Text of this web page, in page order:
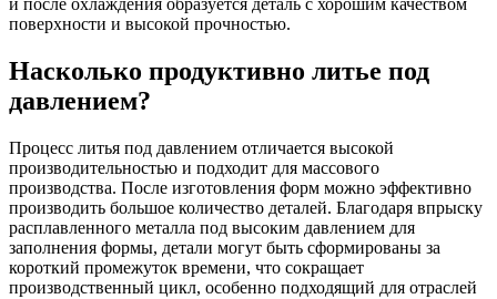
поверхности и высокой прочностью.
Насколько продуктивно литье под
давлением?
Процесс литья под давлением отличается высокой
производительностью и подходит для массового
производства. После изготовления форм можно эффективно
производить большое количество деталей. Благодаря впрыску
расплавленного металла под высоким давлением для
заполнения формы, детали могут быть сформированы за
короткий промежуток времени, что сокращает
производственный цикл, особенно подходящий для отраслей